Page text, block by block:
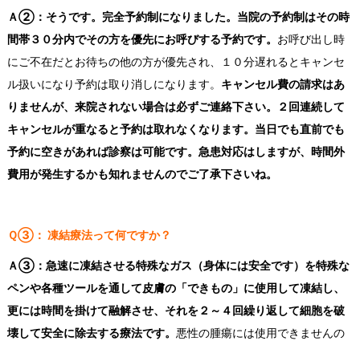
Ａ②：そうです。完全予約制になりました。当院の予約制はその時
間帯３０分内でその方を優先にお呼びする予約です。 お呼び出し時
にご不在だとお待ちの他の方が優先され、１０分遅れるとキャンセ
ル扱いになり予約は取り消しになります。 キャンセル費の請求はあ
りませんが、来院されない場合は必ずご連絡下さい。２回連続して
キャンセルが重なると予約は取れなくなります。当日でも直前でも
予約に空きがあれば診察は可能です。急患対応はしますが、時間外
費用が発生するかも知れませんのでご了承下さいね。
Ｑ③： 凍結療法って何ですか？
Ａ③：急速に凍結させる特殊なガス（身体には安全です）を特殊な
ペンや各種ツールを通して皮膚の「できもの」に使用して凍結し、
更には時間を掛けて融解させ、それを２～４回繰り返して細胞を破
壊して安全に除去する療法です。 悪性の腫瘍には使用できませんの